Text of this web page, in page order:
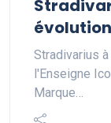
Stradivarius
l'Enseigne
Marque…